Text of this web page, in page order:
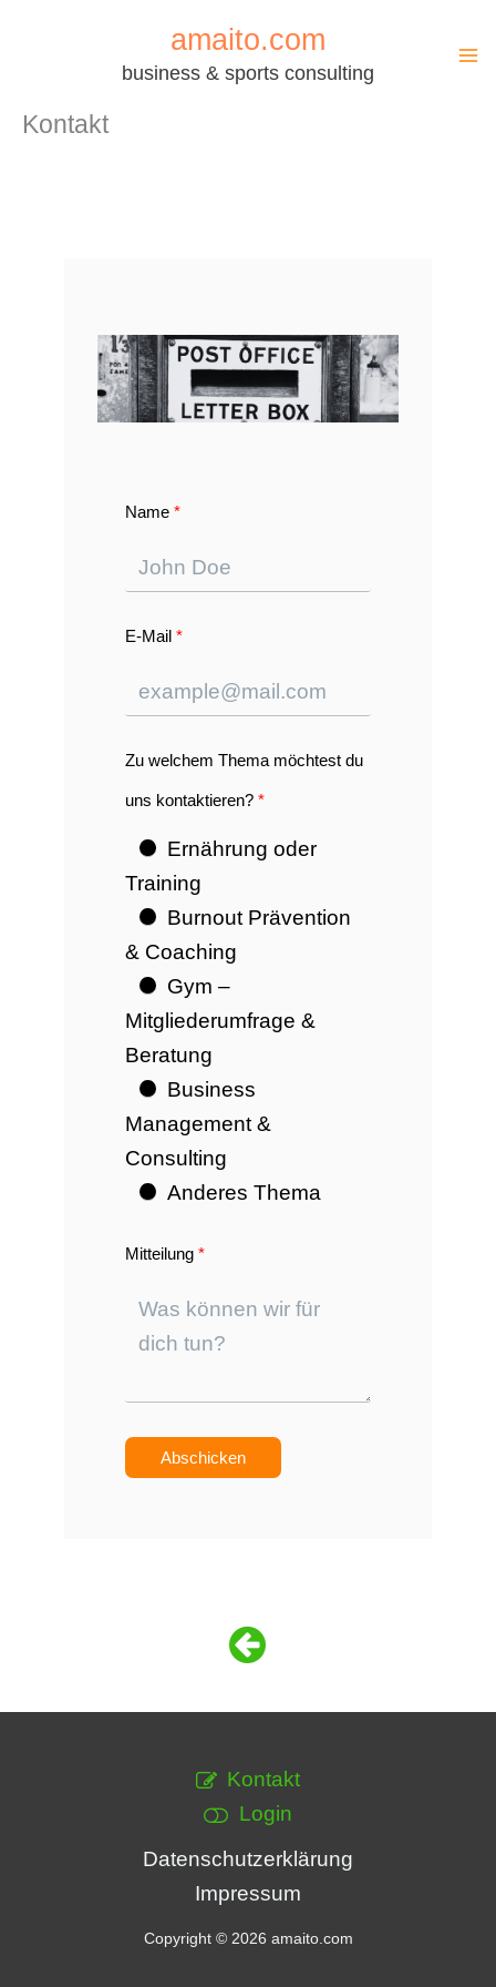
amaito.com
business & sports consulting
Kontakt
Name
E-Mail
Zu welchem Thema möchtest du
uns kontaktieren?
Ernährung oder
Training
Burnout Prävention
& Coaching
Gym –
Mitgliederumfrage &
Beratung
Business
Management &
Consulting
Anderes Thema
Mitteilung
Abschicken
Kontakt
Login
Datenschutzerklärung
Impressum
Copyright © 2026 amaito.com